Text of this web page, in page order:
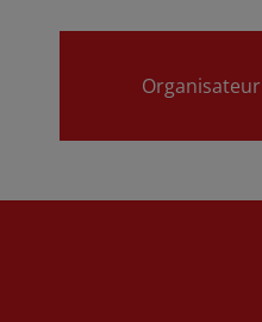
Organisateur